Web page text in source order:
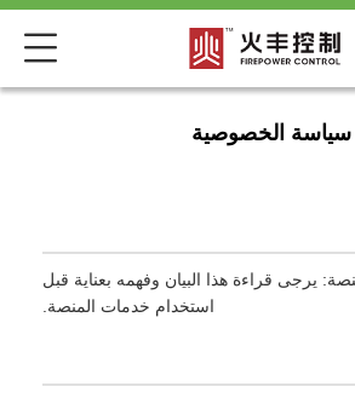
سياسة الخصوصية
يرجى قراءة هذا البيان وفهمه بعناية قبل
استخدام خدمات المنصة.